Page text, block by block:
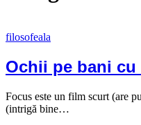
filosofeala
Ochii pe bani cu
Focus este un film scurt (are
(intrigă bine…